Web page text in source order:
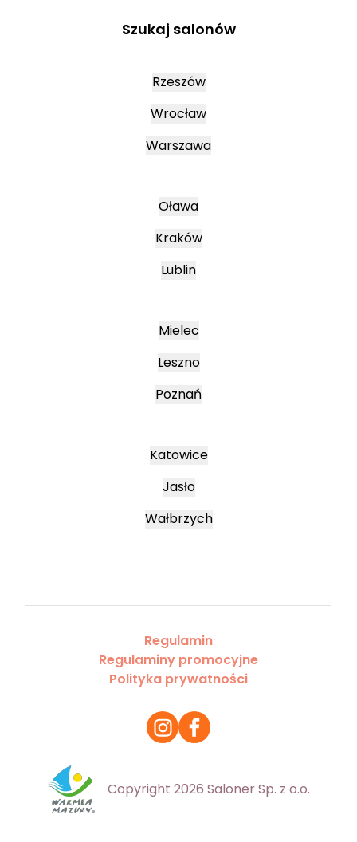
Szukaj salonów
Rzeszów
Wrocław
Warszawa
Oława
Kraków
Lublin
Mielec
Leszno
Poznań
Katowice
Jasło
Wałbrzych
Regulamin
Regulaminy promocyjne
Polityka prywatności
Copyright 2026 Saloner Sp. z o.o.